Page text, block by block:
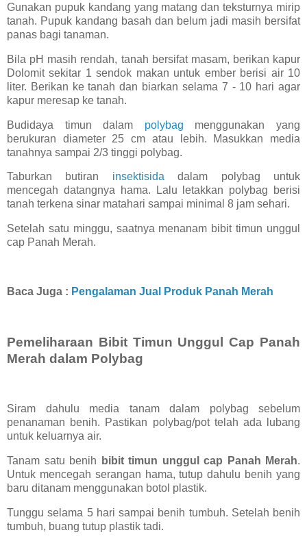
Gunakan pupuk kandang yang matang dan teksturnya mirip
tanah. Pupuk kandang basah dan belum jadi masih bersifat
panas bagi tanaman.
Bila pH masih rendah, tanah bersifat masam, berikan kapur
Dolomit sekitar 1 sendok makan untuk ember berisi air 10
liter. Berikan ke tanah dan biarkan selama 7 - 10 hari agar
kapur meresap ke tanah.
Budidaya timun dalam polybag menggunakan yang
berukuran diameter 25 cm atau lebih. Masukkan media
tanahnya sampai 2/3 tinggi polybag.
Taburkan butiran insektisidadalam polybag untuk
mencegah datangnya hama. Lalu letakkan polybag berisi
tanah terkena sinar matahari sampai minimal 8 jam sehari.
Setelah satu minggu, saatnya menanam bibit timun unggul
cap Panah Merah.
Baca Juga : Pengalaman Jual Produk Panah Merah
Pemeliharaan Bibit Timun Unggul Cap Panah
Merah dalam Polybag
Siram dahulu media tanam dalam polybag sebelum
penanaman benih. Pastikan polybag/pot telah ada lubang
untuk keluarnya air.
Tanam satu benih bibit timun unggul cap Panah Merah.
Untuk mencegah serangan hama, tutup dahulu benih yang
baru ditanam menggunakan botol plastik.
Tunggu selama 5 hari sampai benih tumbuh. Setelah benih
tumbuh, buang tutup plastik tadi.